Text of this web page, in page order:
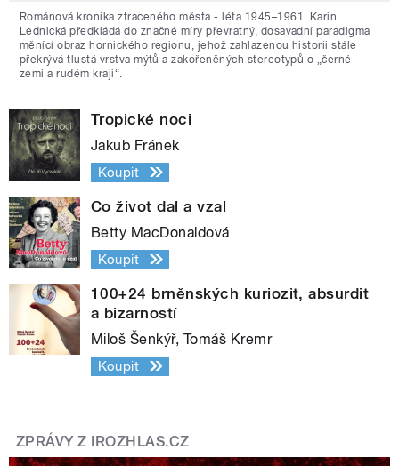
Románová kronika ztraceného města - léta 1945–1961. Karin
Lednická předkládá do značné míry převratný, dosavadní paradigma
měnící obraz hornického regionu, jehož zahlazenou historii stále
překrývá tlustá vrstva mýtů a zakořeněných stereotypů o „černé
zemi a rudém kraji“.
Tropické noci
Jakub Fránek
Koupit
Co život dal a vzal
Betty MacDonaldová
Koupit
100+24 brněnských kuriozit, absurdit
a bizarností
Miloš Šenkýř, Tomáš Kremr
Koupit
ZPRÁVY Z IROZHLAS.CZ